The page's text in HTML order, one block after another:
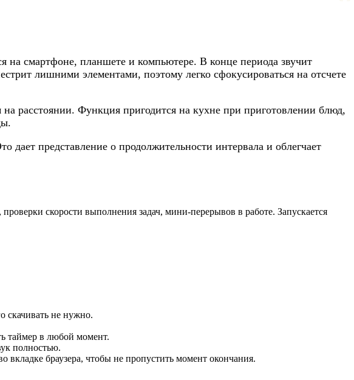
ГОТОВО
на смартфоне, планшете и компьютере. В конце периода звучит
лишними элементами, поэтому легко сфокусироваться на отсчете
расстоянии. Функция пригодится на кухне при приготовлении блюд,
представление о продолжительности интервала и облегчает
скорости выполнения задач, мини-перерывов в работе. Запускается
скачивать не нужно.
таймер в любой момент.
полностью.
браузера, чтобы не пропустить момент окончания.